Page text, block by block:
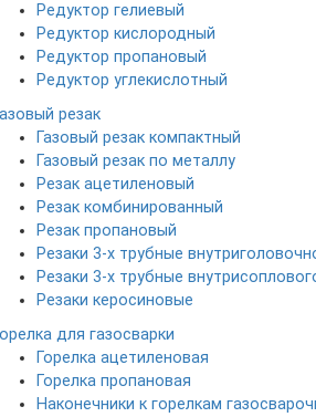
Редуктор гелиевый
Редуктор кислородный
Редуктор пропановый
Редуктор углекислотный
резак
Газовый резак компактный
Газовый резак по металлу
Резак ацетиленовый
Резак комбинированный
Резак пропановый
Резаки 3-х трубные
Резаки 3-х трубные
Резаки керосиновые
для газосварки
Горелка ацетиленовая
Горелка пропановая
Наконечники к горелкам